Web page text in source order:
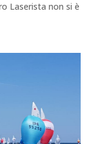
Laserista non si è